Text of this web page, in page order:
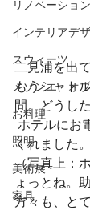
リノベーション
インテリアデ
スウィーツ
メゾンエ・オ
お料理
照明
美術展
家具
二見浦を出
もうシャト
間。どうし
ホテルにお電話したら、お迎えに来て
くれました
（写真上：
ょっとね。
方々も、と